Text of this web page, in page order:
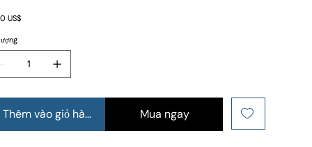
US$
Thêm vào giỏ hàng Mua ngay